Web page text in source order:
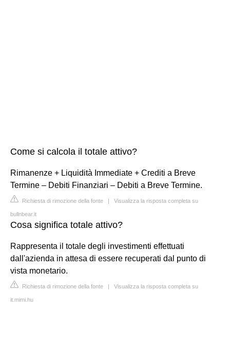
Come si calcola il totale attivo?
Rimanenze + Liquidità Immediate + Crediti a Breve
Termine – Debiti Finanziari – Debiti a Breve Termine.
Richiesta di rimozione della fonte | Visualizza la risposta completa su
bullnbear.it
Cosa significa totale attivo?
Rappresenta il totale degli investimenti effettuati
dall'azienda in attesa di essere recuperati dal punto di
vista monetario.
Richiesta di rimozione della fonte | Visualizza la risposta completa su
it.mimi.hu